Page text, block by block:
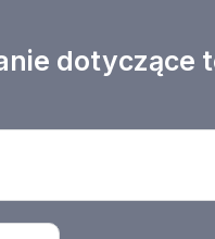
dotyczące